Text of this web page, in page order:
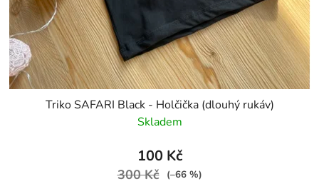
Triko SAFARI Black - Holčička (dlouhý rukáv)
Skladem
100 Kč
300 Kč (–66 %)